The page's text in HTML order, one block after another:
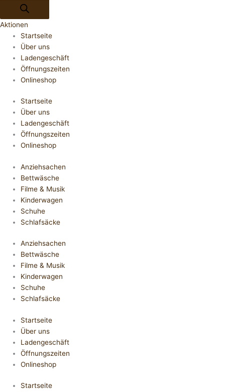
Aktionen
Startseite
Über uns
Ladengeschäft
Öffnungszeiten
Onlineshop
Startseite
Über uns
Ladengeschäft
Öffnungszeiten
Onlineshop
Anziehsachen
Bettwäsche
Filme & Musik
Kinderwagen
Schuhe
Schlafsäcke
Anziehsachen
Bettwäsche
Filme & Musik
Kinderwagen
Schuhe
Schlafsäcke
Startseite
Über uns
Ladengeschäft
Öffnungszeiten
Onlineshop
Startseite